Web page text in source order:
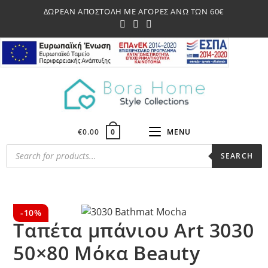
ΔΩΡΕΑΝ ΑΠΟΣΤΟΛΗ ΜΕ ΑΓΟΡΕΣ ΑΝΩ ΤΩΝ 60€
€0.00 0 MENU
Products
search
SEARCH
-10%
Ταπέτα μπάνιου Art 3030
50×80 Μόκα Beauty